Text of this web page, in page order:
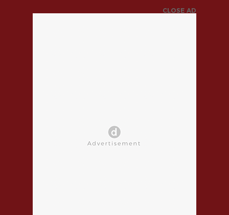
CLOSE AD